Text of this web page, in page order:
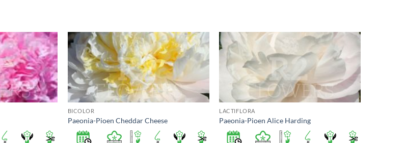
BICOLOR
Paeonia-Pioen Cheddar Cheese
LACTIFLORA
Paeonia-Pioen Alice Harding